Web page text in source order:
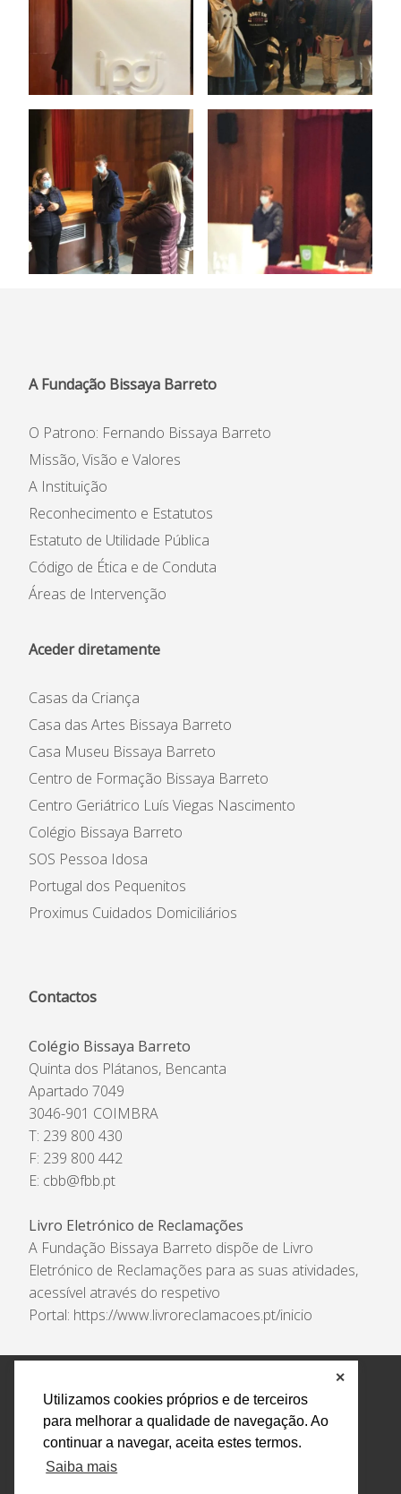
Utilizamos cookies próprios e de terceiros
para melhorar a qualidade de navegação. Ao
continuar a navegar, aceita estes termos.
Saiba mais
✕
A Fundação Bissaya Barreto
O Patrono: Fernando Bissaya Barreto
Missão, Visão e Valores
A Instituição
Reconhecimento e Estatutos
Estatuto de Utilidade Pública
Código de Ética e de Conduta
Áreas de Intervenção
Aceder diretamente
Casas da Criança
Casa das Artes Bissaya Barreto
Casa Museu Bissaya Barreto
Centro de Formação Bissaya Barreto
Centro Geriátrico Luís Viegas Nascimento
Colégio Bissaya Barreto
SOS Pessoa Idosa
Portugal dos Pequenitos
Proximus Cuidados Domiciliários
Contactos
Colégio Bissaya Barreto
Quinta dos Plátanos, Bencanta
Apartado 7049
3046-901 COIMBRA
T: 239 800 430
F: 239 800 442
E: cbb@fbb.pt
Livro Eletrónico de Reclamações
A Fundação Bissaya Barreto dispõe de Livro
Eletrónico de Reclamações para as suas atividades,
acessível através do respetivo
Portal: https://www.livroreclamacoes.pt/inicio
Política de Privacidade e Tratamento de Dados
Encarregado de Proteção de Dados
Livro Eletrónico
de Reclamações
Canal de Denúncias
Todos os direitos reservados Design by AM. Developed by